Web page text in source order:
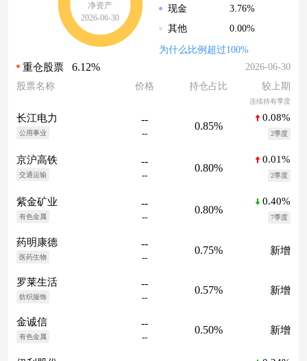
净资产
2026-06-30
现金
3.76%
其他
0.00%
为什么比例超过100%
重仓股票 6.12%
2026-06-30
股票名称
价格 持仓占比 较上期
连续持有季度
长江电力
公用事业
--
--
0.85%
0.08%
2季度
京沪高铁
交通运输
--
--
0.80%
0.01%
2季度
紫金矿业
有色金属
--
--
0.80%
0.40%
7季度
药明康德
医药生物
--
--
0.75% 新增
罗莱生活
纺织服饰
--
--
0.57% 新增
金诚信
有色金属
--
--
0.50% 新增